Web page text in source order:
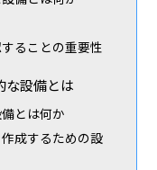
ることの重要性
な設備とは
とは何か
成するための設